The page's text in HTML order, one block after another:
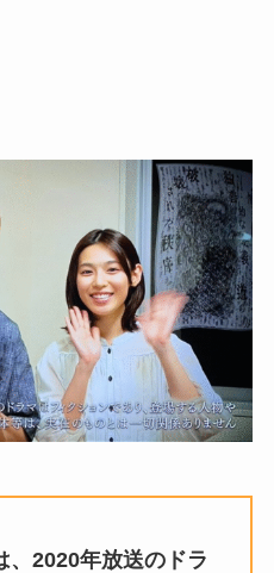
、2020年放送のドラ